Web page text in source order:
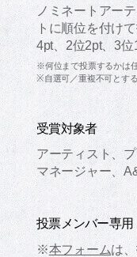
ノミネートアー
トに順位を付け
4pt、2位2pt、3位
※何位まで投票するかは
※自選可／重複不可とす
受賞対象者
アーティスト、
マネージャー、
投票メンバー専
※本フォームは